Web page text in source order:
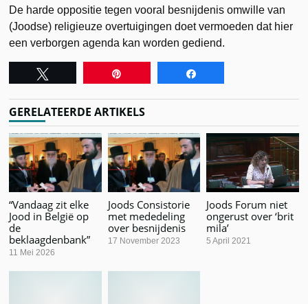
De harde oppositie tegen vooral besnijdenis omwille van
(Joodse) religieuze overtuigingen doet vermoeden dat hier
een verborgen agenda kan worden gediend.
GERELATEERDE ARTIKELS
“Vandaag zit elke
Jood in België op
de
beklaagdenbank”
11 Mei 2026
Joods Consistorie
met mededeling
over besnijdenis
17 November 2023
Joods Forum niet
ongerust over ‘brit
mila’
5 April 2021